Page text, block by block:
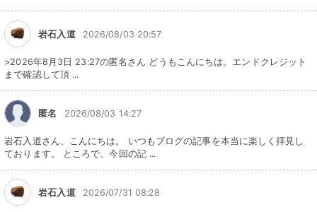
岩石入道 2026/08/03 20:57
>2026年8月3日 23:27の匿名さん どうもこんにちは。エンドクレジット
まで確認して頂 ...
匿名 2026/08/03 14:27
岩石入道さん、こんにちは。 いつもブログの記事を本当に楽しく拝見し
ております。 ところで、今回の記 ...
岩石入道 2026/07/31 08:28